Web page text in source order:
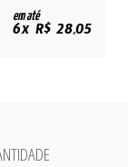
em até
6x R$ 28,05